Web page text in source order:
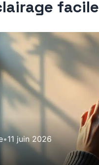
facile
•11 juin 2026